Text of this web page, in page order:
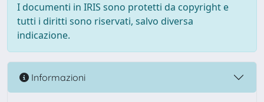
I documenti in IRIS sono protetti da copyright e
tutti i diritti sono riservati, salvo diversa
indicazione.
Informazioni